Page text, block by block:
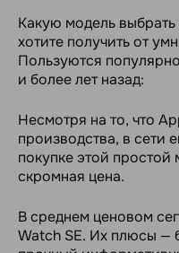
Какую модель выбрать
хотите получить от
Пользуются
и более лет назад:
Несмотря на то, что
производства, в сети
покупке этой
скромная цена.
В среднем ценовом
Watch SE. Их плюсы —